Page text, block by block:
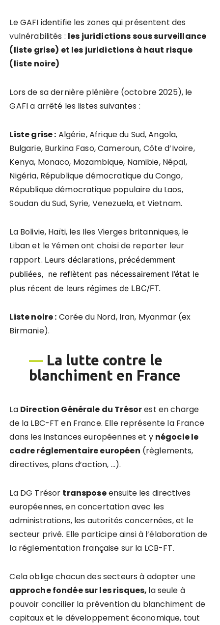
Le GAFI identifie les zones qui présentent des
vulnérabilités : les juridictions sous surveillance
(liste grise) et les juridictions à haut risque
(liste noire)
Lors de sa dernière plénière (octobre 2025), le
GAFI a arrêté les listes suivantes :
Liste grise : Algérie, Afrique du Sud, Angola,
Bulgarie, Burkina Faso, Cameroun, Côte d’Ivoire,
Kenya, Monaco, Mozambique, Namibie, Népal,
Nigéria, République démocratique du Congo,
République démocratique populaire du Laos,
Soudan du Sud, Syrie, Venezuela, et Vietnam.
La Bolivie, Haïti, les Iles Vierges britanniques, le
Liban et le Yémen ont choisi de reporter leur
rapport. Leurs déclarations, précédemment
publiées, ne reflètent pas nécessairement l’état le
plus récent de leurs régimes de LBC/FT.
Liste noire : Corée du Nord, Iran, Myanmar (ex
Birmanie).
— La lutte contre le
blanchiment en France
La Direction Générale du Trésorest en charge
de la LBC-FT en France. Elle représente la France
dans les instances européennes et y négocie le
cadre réglementaire européen (règlements,
directives, plans d’action, …).
La DG Trésor transposeensuite les directives
européennes, en concertation avec les
administrations, les autorités concernées, et le
secteur privé. Elle participe ainsi à l’élaboration de
la réglementation française sur la LCB-FT.
Cela oblige chacun des secteurs à adopter une
approche fondée sur les risques, la seule à
pouvoir concilier la prévention du blanchiment de
capitaux et le développement économique, tout